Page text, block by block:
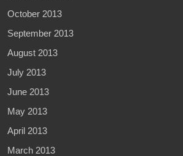
October 2013
September 2013
August 2013
July 2013
June 2013
May 2013
April 2013
March 2013